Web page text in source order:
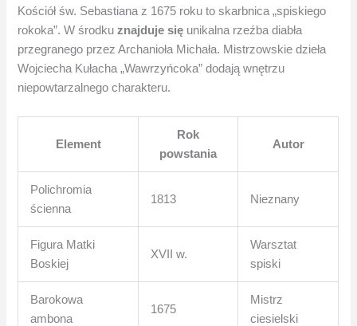
Kościół św. Sebastiana z 1675 roku to skarbnica „spiskiego
rokoka”. W środkuznajduje się unikalna rzeźba diabła
przegranego przez Archanioła Michała. Mistrzowskie dzieła
Wojciecha Kułacha „Wawrzyńcoka” dodają wnętrzu
niepowtarzalnego charakteru.
Element
Rok
powstania
Autor
Polichromia
ścienna
1813 Nieznany
Figura Matki
Boskiej
XVII w.
Warsztat
spiski
Barokowa
ambona
1675
Mistrz
ciesielski